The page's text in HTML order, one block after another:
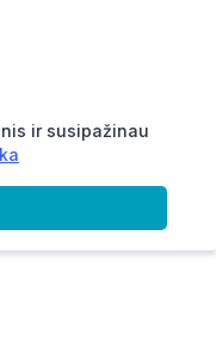
ir susipažinau